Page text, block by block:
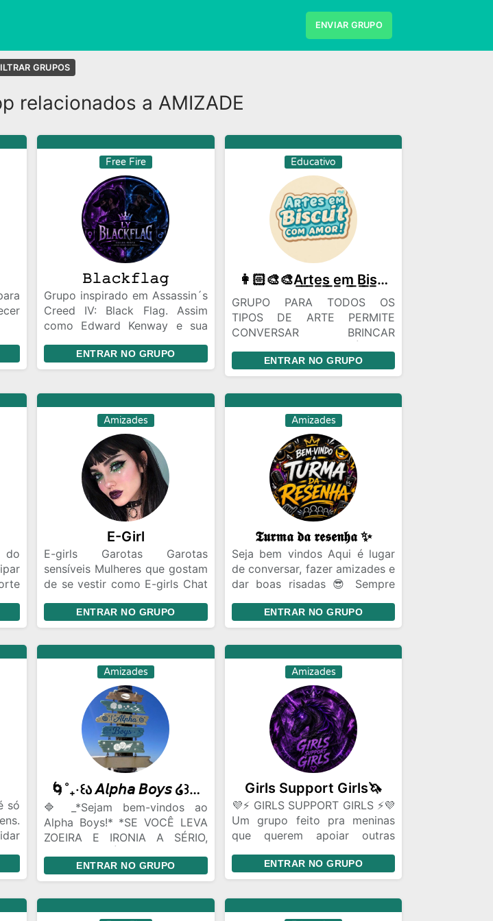
ENVIAR GRUPO
GRUPOS
relacionados a AMIZADE
e
Free Fire
𝙱𝚕𝚊𝚌𝚔𝚏𝚕𝚊𝚐
Grupo inspirado em Assassin´s
Creed IV: Black Flag. Assim
como Edward Kenway e sua
Black Flag? Porque a bandeira
preta representa a liberdade
o símbolo de quem não se
curvava a nenhuma coroa ou
governo. No punk, é o símbolo
de quem faz o próprio
caminho. Esse grupo é para os
renegados, os parceiros de
jogatina e quem curte uma boa
resenha sem filtro. Saqueiem
os memes e divirtam-se!
ENTRAR NO GRUPO
Educativo
👩🏻‍🎨🎨A̲r̲t̲e̲s̲ ̲e̲m̲ ̲B̲i̲s̲c̲u̲i̲t̲ ̲c̲o̲m̲ ̲a̲m̲o̲r̲💕✍️
GRUPO PARA TODOS OS
TIPOS DE ARTE PERMITE
CONVERSAR BRINCAR
FAMÍLIA MESMO ENTRE E
MOSTRE SUA ARTE
ENTRAR NO GRUPO
do
Amizades
E-Girl
E-girls Garotas Garotas
sensíveis Mulheres que gostam
de se vestir como E-girls Chat
Gincanas Bate Papo Conhecer
pessoas de todo Brasil
Relacionamento Namoro a
distância
ENTRAR NO GRUPO
Amizades
𝕿𝖚𝖗𝖒𝖆 𝖉𝖆 𝖗𝖊𝖘𝖊𝖓𝖍𝖆 ✨
Seja bem vindos Aqui é lugar
de conversar, fazer amizades e
dar boas risadas 😎 Sempre
ENTRAR NO GRUPO
só
e
Amizades
🌀˚₊‧꒰ა 𝘈𝘭𝘱𝘩𝘢 𝘉𝘰𝘺𝘴 ໒꒱ ‧₊˚ 🌀
🔷 _*Sejam bem-vindos ao
Alpha Boys!* *SE VOCÊ LEVA
ZOEIRA E IRONIA A SÉRIO,
PRA VOCÊ!* 🔻 Se apresentem
com: 🔸 Foto em Visualização
Única 🔸 Idade 🔸 Sexualidade
e Orientação sexual (Ativo,
ENTRAR NO GRUPO
Amizades
Girls Support Girls🦄
💜⚡ GIRLS SUPPORT GIRLS ⚡💜
Um grupo feito pra meninas
que querem apoiar outras
nós: ✨ ajudamos perfis a
crescer ✨ curtimos e
comentamos posts umas das
outras ✨ fazemos amizades ✨
ENTRAR NO GRUPO